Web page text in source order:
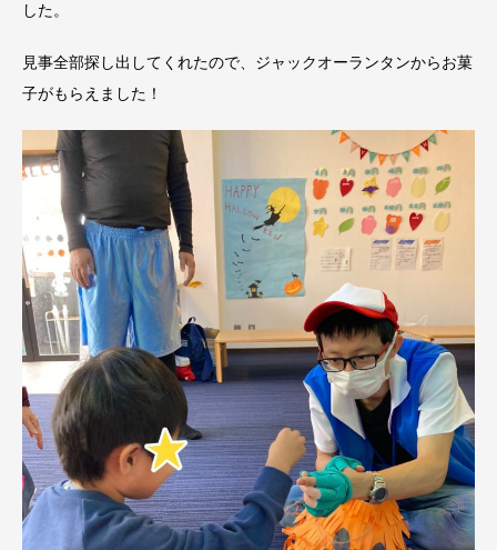
した。
見事全部探し出してくれたので、ジャックオーランタンからお菓
子がもらえました！